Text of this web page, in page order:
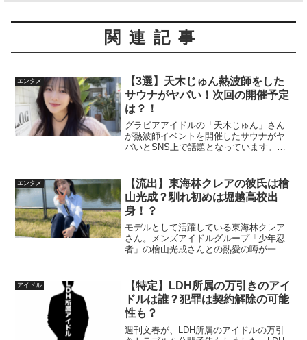
関連記事
エンタメ
【3選】天木じゅん熱波師をした
サウナがヤバい！次回の開催予定
は？！
グラビアアイドルの「天木じゅん」さん
が熱波師イベントを開催したサウナがヤ
バいとSNS上で話題となっています。実
目なサウナであることがわかりました。
この記事では天木じゅん...
エンタメ
【流出】東海林クレアの彼氏は檜
山光成？馴れ初めは堀越高校出
身！？
モデルとして活躍している東海林クレア
さん。メンズアイドルグループ「少年忍
者」の檜山光成さんとの熱愛の噂が一部
話なのかな？」と疑問の声も上がってい
ます。この記事では東海...
アイドル
【特定】LDH所属の万引きのアイ
ドルは誰？犯罪は契約解除の可能
性も？
週刊文春が、LDH所属のアイドルの万引